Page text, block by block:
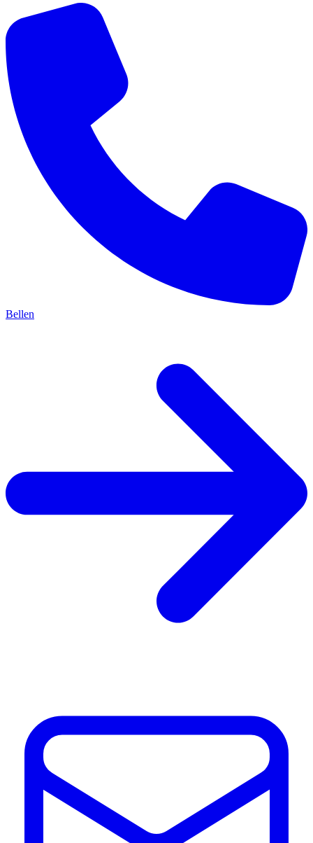
Bellen